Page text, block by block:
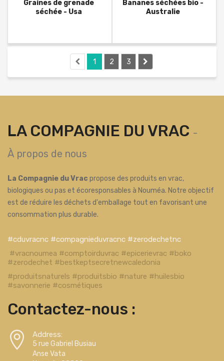
Graines de grenade
séchée - Usa
Bananes séchées bio -
Australie
1 2 3
LA COMPAGNIE DU VRAC -
À propos de nous
La Compagnie du Vrac propose des produits en vrac,
biologiques ou pas et écoresponsables à Nouméa. Notre objectif
est de réduire les déchets d'emballage tout en favorisant une
consommation plus durable.
#cduvracnc #compagnieduvracnc #zerodechetnc
#vracnoumea #comptoirduvrac #epicerievrac #boko
#zerodechet #bestkeptsecretnewcaledonia
#produitsnaturels #produitsbio #nature #huilesbio
#savonnerie #cosmétiques
Contactez-nous :
Address:
5 rue Gabriel Busiau
Anse Vata